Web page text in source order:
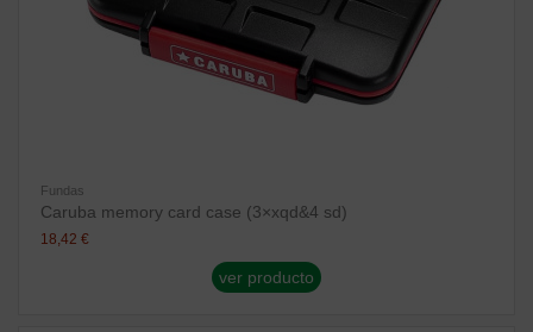
Fundas
Caruba memory card case (3×xqd&4 sd)
18,42 €
ver producto